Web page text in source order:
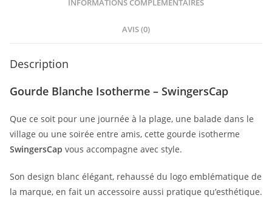
INFORMATIONS COMPLÉMENTAIRES
AVIS (0)
Description
Gourde Blanche Isotherme – SwingersCap
Que ce soit pour une journée à la plage, une balade dans le
village ou une soirée entre amis, cette gourde isotherme
SwingersCap vous accompagne avec style.
Son design blanc élégant, rehaussé du logo emblématique de
la marque, en fait un accessoire aussi pratique qu’esthétique.